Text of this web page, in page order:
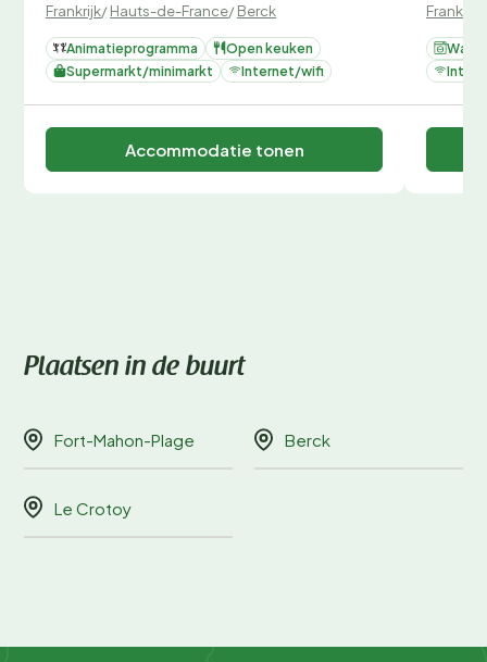
Frankrijk/Hauts-de-France/Berck
Animatieprogramma
Open keuken
Supermarkt/minimarkt
Internet/wifi
Accommodatie tonen
Frankrijk
Plaatsen in de buurt
Fort-Mahon-Plage Berck
Le Crotoy